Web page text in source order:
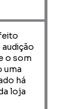
o som
uma
há
loja